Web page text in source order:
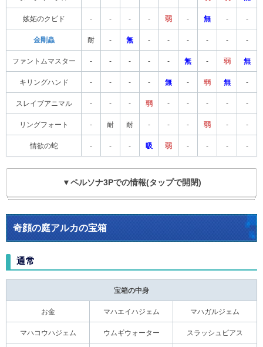
嫉妬のクビド - - - - 弱 - 無 - -
金剛蟲 耐 - 無 - - - - - -
ファントムマスター - - - - - 無 - 弱 無
キリングハンド - - - - 無 - 弱 無 -
スレイブアニマル - - - 弱 - - - - -
リングフォート - 耐 耐 - - - 弱 - -
情欲の蛇 - - - 吸 弱 - - - -
▼ペルソナ3Pでの情報(タップで開閉)
奇顔の庭アルカの宝箱
通常
宝箱の中身
お金 マハエイハジェム マハガルジェム
マハコウハジェム ウムギウォーター スラッシュピアス